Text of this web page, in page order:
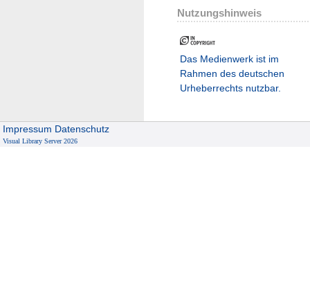
Nutzungshinweis
Das Medienwerk ist im
Rahmen des deutschen
Urheberrechts nutzbar.
Impressum Datenschutz
Visual Library Server 2026